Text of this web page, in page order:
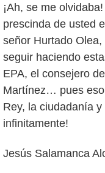
¡Ah, se me
prescinda de usted
señor Hurtado
seguir haciendo
EPA, el consejero
Martínez… pues
Rey, la ciudadanía
infinitamente!
Jesús Salamanca